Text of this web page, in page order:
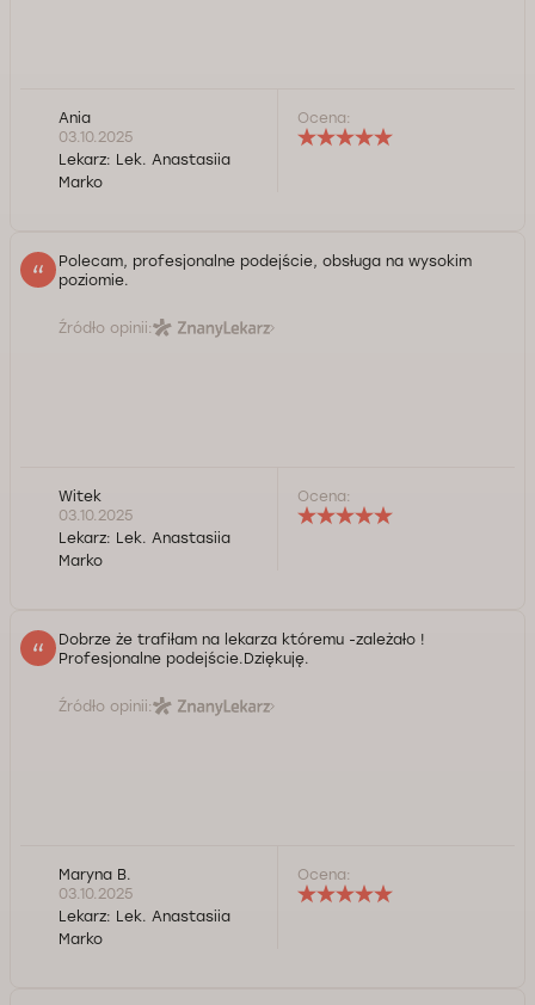
Ania
03.10.2025
Lekarz: Lek. Anastasiia
Marko
Ocena:
Polecam, profesjonalne podejście, obsługa na wysokim
poziomie.
Źródło opinii:
Witek
03.10.2025
Lekarz: Lek. Anastasiia
Marko
Ocena:
Dobrze że trafiłam na lekarza któremu -zależało !
Profesjonalne podejście.Dziękuję.
Źródło opinii:
Maryna B.
03.10.2025
Lekarz: Lek. Anastasiia
Marko
Ocena: